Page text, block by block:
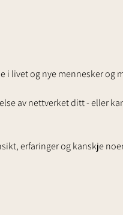
i livet og nye mennesker
av nettverket ditt - eller
erfaringer og kanskje